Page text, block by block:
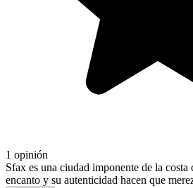
1 opinión
Sfax es una ciudad imponente de la costa
encanto y su autenticidad hacen que